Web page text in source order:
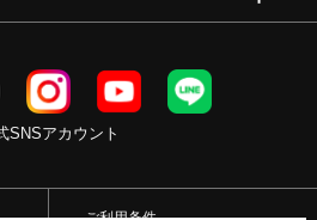
SNSアカウント